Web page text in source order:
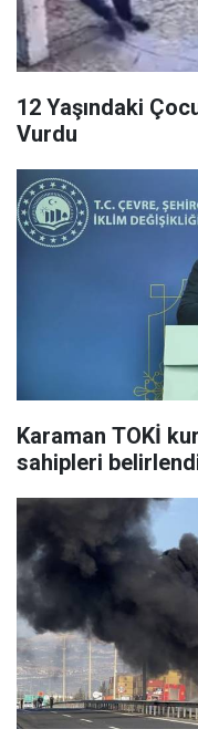
12 Yaşındaki
Vurdu
Karaman TOKİ
sahipleri